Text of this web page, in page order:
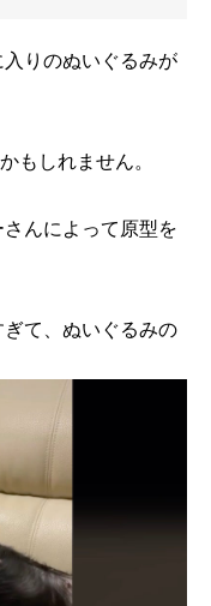
りのぬいぐるみが
もしれません。
んによって原型を
て、ぬいぐるみの